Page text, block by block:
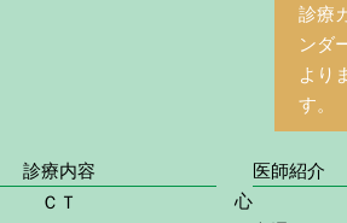
診療
ンダ
より
す。
診療内容
ＣＴ
心
医師紹介